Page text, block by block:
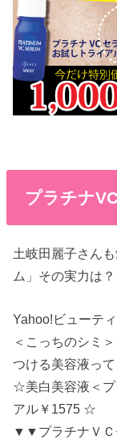
プラチナ
土岐田麗子さん
ム」その実力は？
Yahoo!ビューテ
＜こっちのシミ
つける美容液って
☆美白美容液＜プ
アル￥1575 ☆
▼▼プラチナＶＣ